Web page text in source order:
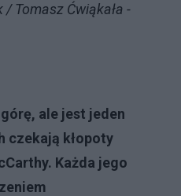
Tomasz Ćwiąkała -
ale jest jeden
czekają kłopoty
Każda jego